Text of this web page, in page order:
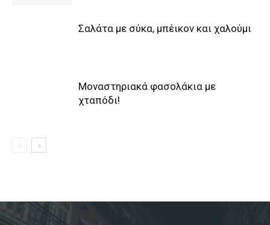
Σαλάτα με σύκα, μπέικον και χαλούμι
Μοναστηριακά φασολάκια με
χταπόδι!